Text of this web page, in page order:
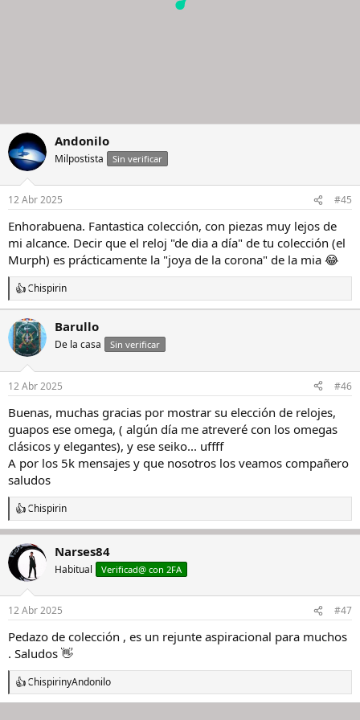
Andonilo
Milpostista Sin verificar
12 Abr 2025 #45
Enhorabuena. Fantastica colección, con piezas muy lejos de
mi alcance. Decir que el reloj "de dia a día" de tu colección (el
Murph) es prácticamente la "joya de la corona" de la mia 😂
R
e
a
c
c
o
n
e
s
Chispirin
Barullo
De la casa Sin verificar
12 Abr 2025 #46
Buenas, muchas gracias por mostrar su elección de relojes,
guapos ese omega, ( algún día me atreveré con los omegas
clásicos y elegantes), y ese seiko... uffff
A por los 5k mensajes y que nosotros los veamos compañero
saludos
R
e
a
c
c
i
e
:
Chispirin
Narses84
Habitual Verificad@ con 2FA
12 Abr 2025 #47
Pedazo de colección , es un rejunte aspiracional para muchos
. Saludos 👋
R
e
ChispirinyAndonilo